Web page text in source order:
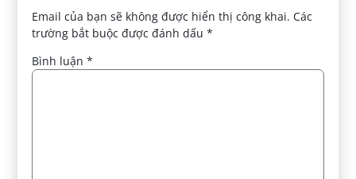
Email của bạn sẽ không được hiển thị công khai. Các
trường bắt buộc được đánh dấu*
Bình luận*